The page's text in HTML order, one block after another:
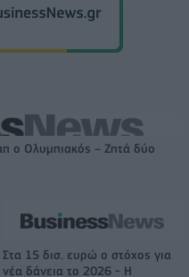
ο Ολυμπιακός – Ζητά δύο
Στα 15 δισ. ευρώ ο στόχος για
νέα δάνεια το 2026 - Η